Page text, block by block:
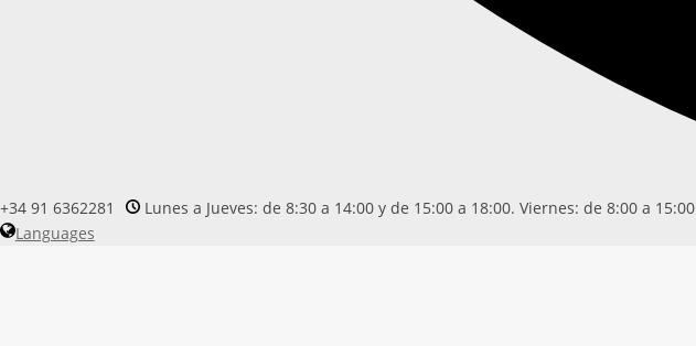
+34 91 6362281
Lunes a Jueves: de 8:30 a 14:00 y de 15:00 a 18:00. Viernes: de 8:00 a 15:00
Languages